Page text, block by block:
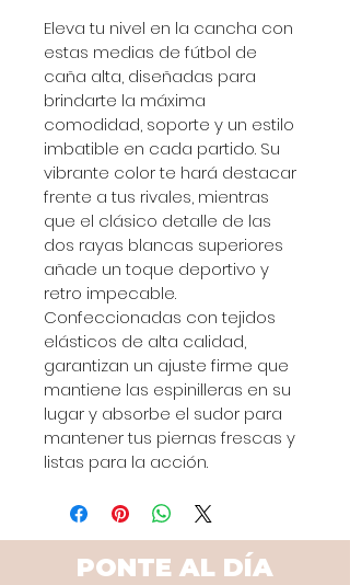
Eleva tu nivel en la cancha con
estas medias de fútbol de
caña alta, diseñadas para
brindarte la máxima
comodidad, soporte y un estilo
imbatible en cada partido. Su
vibrante color te hará destacar
frente a tus rivales, mientras
que el clásico detalle de las
dos rayas blancas superiores
añade un toque deportivo y
retro impecable.
Confeccionadas con tejidos
elásticos de alta calidad,
garantizan un ajuste firme que
mantiene las espinilleras en su
lugar y absorbe el sudor para
mantener tus piernas frescas y
listas para la acción.
PONTE AL DÍA